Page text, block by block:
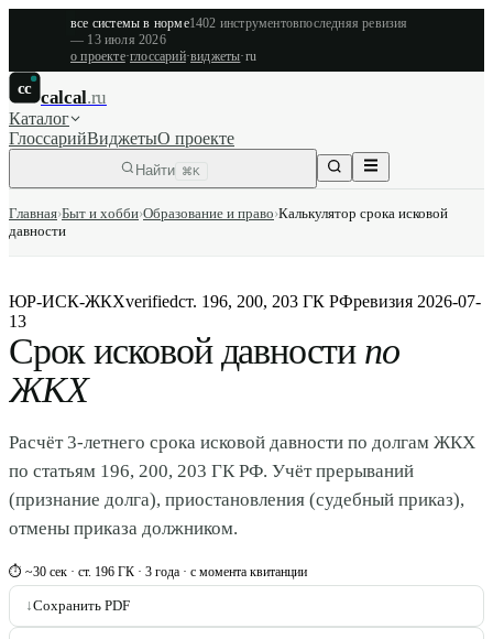
все системы в норме1402 инструментовпоследняя ревизия
— 13 июля 2026
о проекте·глоссарий·виджеты·ru
cc calcal.ru
Каталог
ГлоссарийВиджетыО проекте
Найти ⌘K
Главная›Быт и хобби›Образование и право›Калькулятор срока исковой
давности
ЮР-ИСК-ЖКХverifiedст. 196, 200, 203 ГК РФревизия 2026-07-
13
Срок исковой давности по
ЖКХ
Расчёт 3-летнего срока исковой давности по долгам ЖКХ
по статьям 196, 200, 203 ГК РФ. Учёт прерываний
(признание долга), приостановления (судебный приказ),
отмены приказа должником.
⏱ ~30 сек · ст. 196 ГК · 3 года · с момента квитанции
↓Сохранить PDF